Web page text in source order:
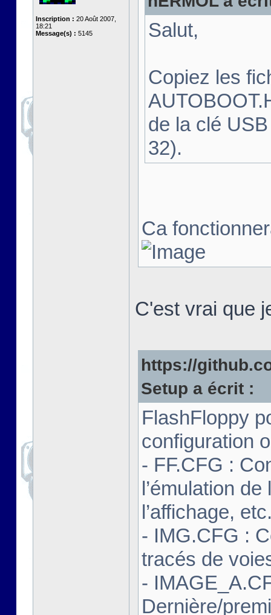
Inscription : 20 Août 2007,
18:21
Message(s) : 5145 Salut,
Copiez les
de la clé
32).
Ca
C'est vrai que
https://
Setup a écrit :
FlashFloppy
configuration
- FF.CFG :
l’émulation
l’affichage,
- IMG.CFG :
tracés de
-
Dernière/